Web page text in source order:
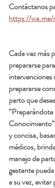
Contáctanos
https://
Cada vez más
prepararse
intervenciones
prepararse
parto que
y concisa,
médicos,
manejo de
gestante
a su vez,